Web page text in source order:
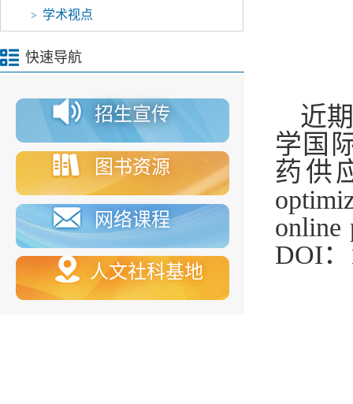
> 学术视点
快速导航
招生宣传
图书资源
网络课程
人文社科基地
近
学国
药供
online
DOI：